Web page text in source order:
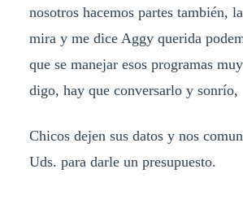
nosotros hacemos partes también,
mira y me dice Aggy querida
que se manejar esos programas
digo, hay que conversarlo y sonrío,
Chicos dejen sus datos y nos
Uds. para darle un presupuesto.